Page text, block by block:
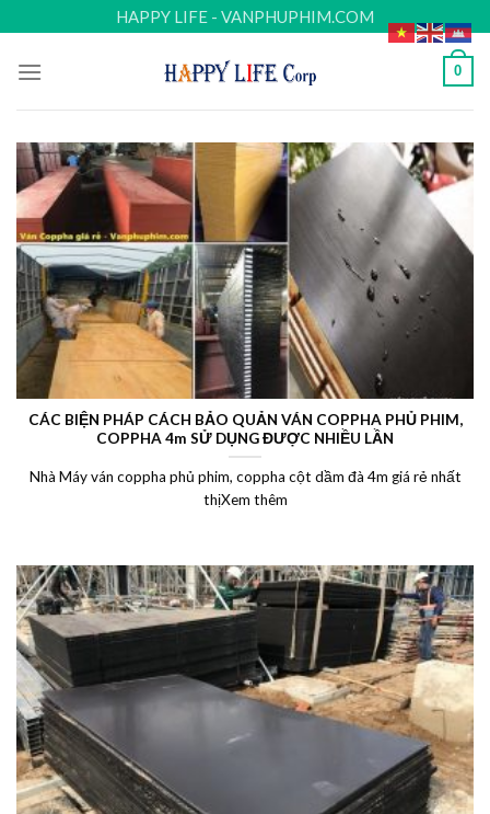
to
content
HAPPY LIFE - VANPHUPHIM.COM
0
CÁC BIỆN PHÁP CÁCH BẢO QUẢN VÁN COPPHA PHỦ PHIM,
COPPHA 4m SỬ DỤNG ĐƯỢC NHIỀU LẦN
Nhà Máy ván coppha phủ phim, coppha cột dầm đà 4m giá rẻ nhất
thịXem thêm